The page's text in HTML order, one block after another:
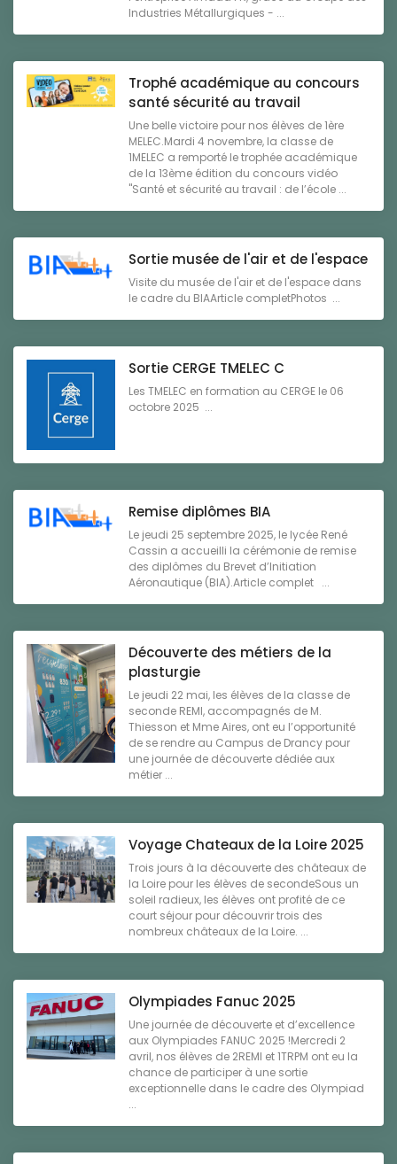
Industries Métallurgiques - ...
Trophé académique au concours
santé sécurité au travail
Une belle victoire pour nos élèves de 1ère
MELEC.Mardi 4 novembre, la classe de
1MELEC a remporté le trophée académique
de la 13ème édition du concours vidéo
"Santé et sécurité au travail : de l’école ...
Sortie musée de l'air et de l'espace
Visite du musée de l'air et de l'espace dans
le cadre du BIAArticle completPhotos ...
Sortie CERGE TMELEC C
Les TMELEC en formation au CERGE le 06
octobre 2025 ...
Remise diplômes BIA
Le jeudi 25 septembre 2025, le lycée René
Cassin a accueilli la cérémonie de remise
des diplômes du Brevet d’Initiation
Aéronautique (BIA).Article complet ...
Découverte des métiers de la
plasturgie
Le jeudi 22 mai, les élèves de la classe de
seconde REMI, accompagnés de M.
Thiesson et Mme Aires, ont eu l’opportunité
de se rendre au Campus de Drancy pour
une journée de découverte dédiée aux
métier ...
Voyage Chateaux de la Loire 2025
Trois jours à la découverte des châteaux de
la Loire pour les élèves de secondeSous un
soleil radieux, les élèves ont profité de ce
court séjour pour découvrir trois des
nombreux châteaux de la Loire. ...
Olympiades Fanuc 2025
Une journée de découverte et d’excellence
aux Olympiades FANUC 2025 !Mercredi 2
avril, nos élèves de 2REMI et 1TRPM ont eu la
chance de participer à une sortie
exceptionnelle dans le cadre des Olympiad
...